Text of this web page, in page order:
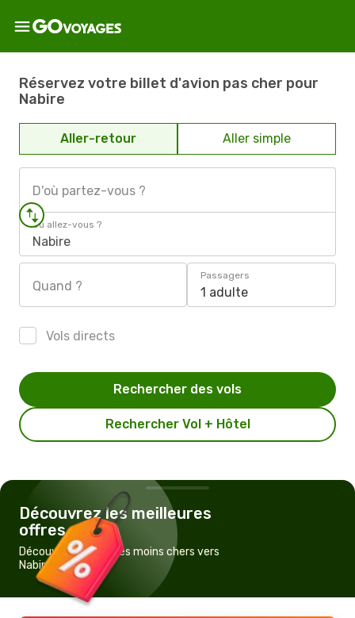
Réservez votre billet d'avion pas cher pour
Nabire
Aller-retour Aller simple
D'où partez-vous ?
Où allez-vous ?
Nabire
Quand ?
Passagers
1 adulte
Vols directs
Rechercher Vol + Hôtel
Rechercher des vols
Découvrez les meilleures
offres
Découvrez les vols les moins chers vers
Nabire